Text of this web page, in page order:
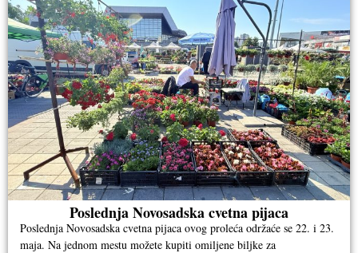
Poslednja Novosadska cvetna pijaca
Poslednja Novosadska cvetna pijaca ovog proleća održaće se 22. i 23.
maja. Na jednom mestu možete kupiti omiljene biljke za